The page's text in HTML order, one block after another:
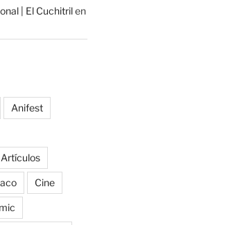
| El Cuchitrilen
Anifest
Artículos
Cine